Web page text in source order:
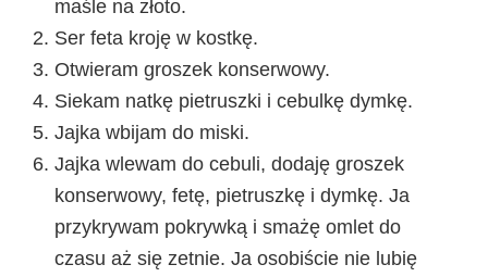
maśle na złoto.
Ser feta kroję w kostkę.
Otwieram groszek konserwowy.
Siekam natkę pietruszki i cebulkę dymkę.
Jajka wbijam do miski.
Jajka wlewam do cebuli, dodaję groszek
konserwowy, fetę, pietruszkę i dymkę. Ja
przykrywam pokrywką i smażę omlet do
czasu aż się zetnie. Ja osobiście nie lubię